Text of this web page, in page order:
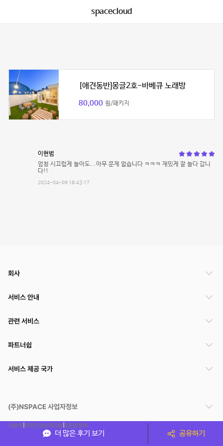
spacecloud
[애견동반]몽글2호-바베큐 노래방
80,000 원/패키지
이현범
엄청 시끄럽게 놀아도...아무 문제 없습니다 ㅋㅋㅋ 재밌게 잘 놀다 갑니
다!!
2024-04-09 18:43:17
더 많은 후기 보기 공유하기
회사
서비스 안내
관련 서비스
파트너쉽
서비스 제공 국가
(주)NSPACE 사업자정보
이용약관개인정보처리방침운영정책
스페이스클라우드는 통신판매중개자이며 통신판매의 당사자가 아닙니다. 따라서 스페이스클